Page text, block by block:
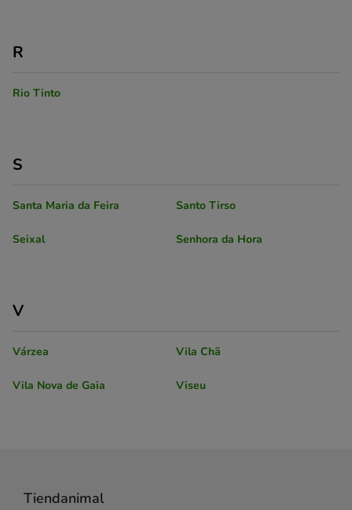
R
Rio Tinto
S
Santa Maria da Feira Santo Tirso
Seixal Senhora da Hora
V
Várzea Vila Chã
Vila Nova de Gaia Viseu
Tiendanimal